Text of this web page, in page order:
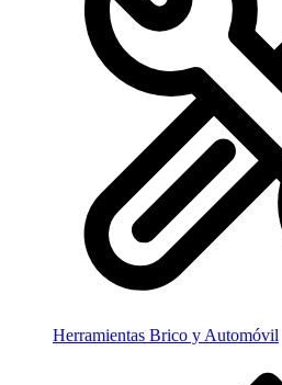
Herramientas Brico y Automóvil